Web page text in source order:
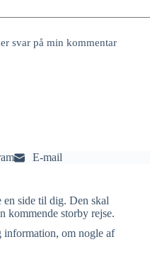
svar på min kommentar
E-mail
en side til dig. Den skal
kommende storby rejse.
information, om nogle af